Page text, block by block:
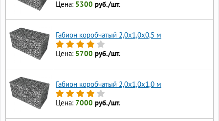
Цена: 5300 руб./шт.
Габион коробчатый 2,0х1,0х0,5 м
Цена: 5700 руб./шт.
Габион коробчатый 2,0х1,0х1,0 м
Цена: 7000 руб./шт.